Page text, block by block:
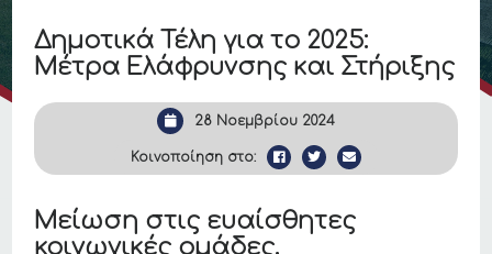
Δημοτικά Τέλη για το 2025:
Μέτρα Ελάφρυνσης και Στήριξης
28 Νοεμβρίου 2024
Κοινοποίηση στο:
Μείωση στις ευαίσθητες
κοινωνικές ομάδες.